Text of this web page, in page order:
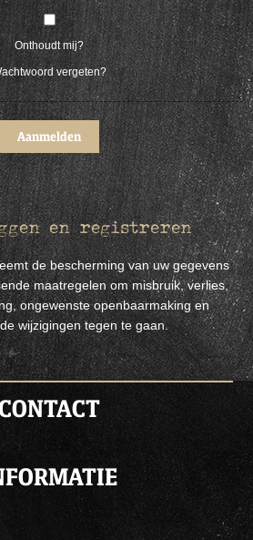
Onthoudt mij?
vergeten?
en registreren
de bescherming van uw gegevens
maatregelen om misbruik, verlies,
ongewenste openbaarmaking en
wijzigingen tegen te gaan.